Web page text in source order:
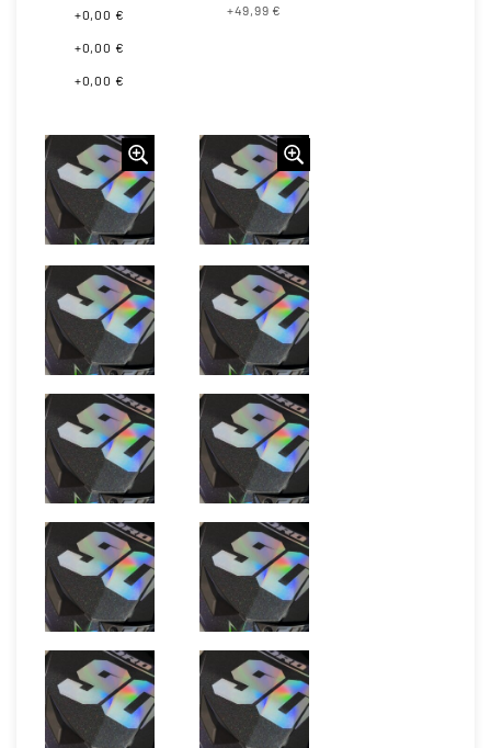
+0,00 €
+0,00 €
+0,00 €
+49,99 €